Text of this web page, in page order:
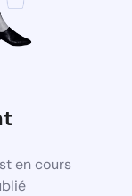
en cours